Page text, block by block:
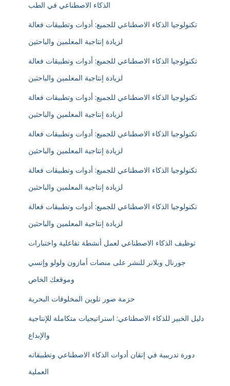
الذكاء الاصطناعي في الطب
تكنولوجيا الذكاء الاصطناعي للجميع: أدوات وتطبيقات فعالة
لزيادة إنتاجية المعلمين والباحثين
تكنولوجيا الذكاء الاصطناعي للجميع: أدوات وتطبيقات فعالة
لزيادة إنتاجية المعلمين والباحثين
تكنولوجيا الذكاء الاصطناعي للجميع: أدوات وتطبيقات فعالة
لزيادة إنتاجية المعلمين والباحثين
تكنولوجيا الذكاء الاصطناعي للجميع: أدوات وتطبيقات فعالة
لزيادة إنتاجية المعلمين والباحثين
تكنولوجيا الذكاء الاصطناعي للجميع: أدوات وتطبيقات فعالة
لزيادة إنتاجية المعلمين والباحثين
تكنولوجيا الذكاء الاصطناعي للجميع: أدوات وتطبيقات فعالة
لزيادة إنتاجية المعلمين والباحثين
توظيف الذكاء الاصطناعي لعمل أنشطة تفاعلية واختبارات
جورنال وبلانر للنشر على منصات أمازون ولولو وإتسي
وموقعك الخاص
حزمة صور تلوين المخلوقات البحرية
دليل الخبير للذكاء الاصطناعي: استراتيجيات متكاملة للإنتاجية
والإبداع
دورة تدريبية في إتقان أدوات الذكاء الاصطناعي وتطبيقاته
العملية